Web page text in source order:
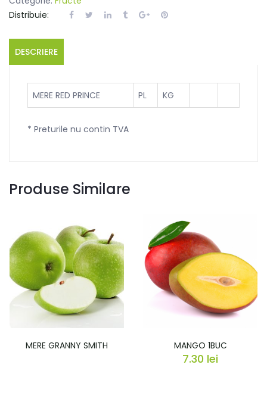
Distribuie:
DESCRIERE
MERE RED PRINCE PL KG
* Preturile nu contin TVA
Produse Similare
MERE GRANNY SMITH MANGO 1BUC
7.30 lei